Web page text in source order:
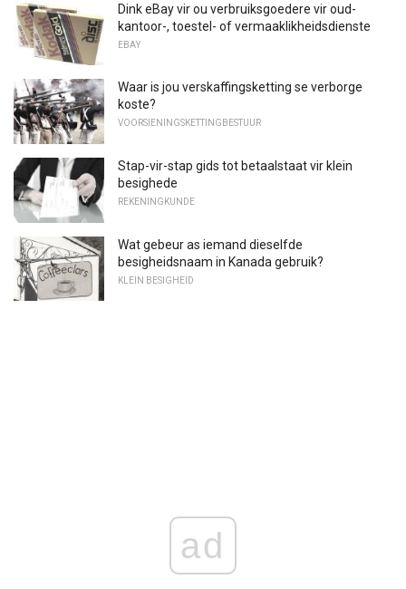
Dink eBay vir ou verbruiksgoedere vir oud-
kantoor-, toestel- of vermaaklikheidsdienste
EBAY
Waar is jou verskaffingsketting se verborge
koste?
VOORSIENINGSKETTINGBESTUUR
Stap-vir-stap gids tot betaalstaat vir klein
besighede
REKENINGKUNDE
Wat gebeur as iemand dieselfde
besigheidsnaam in Kanada gebruik?
KLEIN BESIGHEID
ad